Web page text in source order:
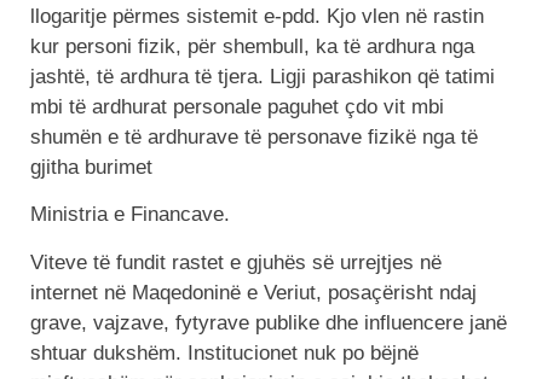
llogaritje përmes sistemit e-pdd. Kjo vlen në rastin
kur personi fizik, për shembull, ka të ardhura nga
jashtë, të ardhura të tjera. Ligji parashikon që tatimi
mbi të ardhurat personale paguhet çdo vit mbi
shumën e të ardhurave të personave fizikë nga të
gjitha burimet
Ministria e Financave.
Viteve të fundit rastet e gjuhës së urrejtjes në
internet në Maqedoninë e Veriut, posaçërisht ndaj
grave, vajzave, fytyrave publike dhe influencere janë
shtuar dukshëm. Institucionet nuk po bëjnë